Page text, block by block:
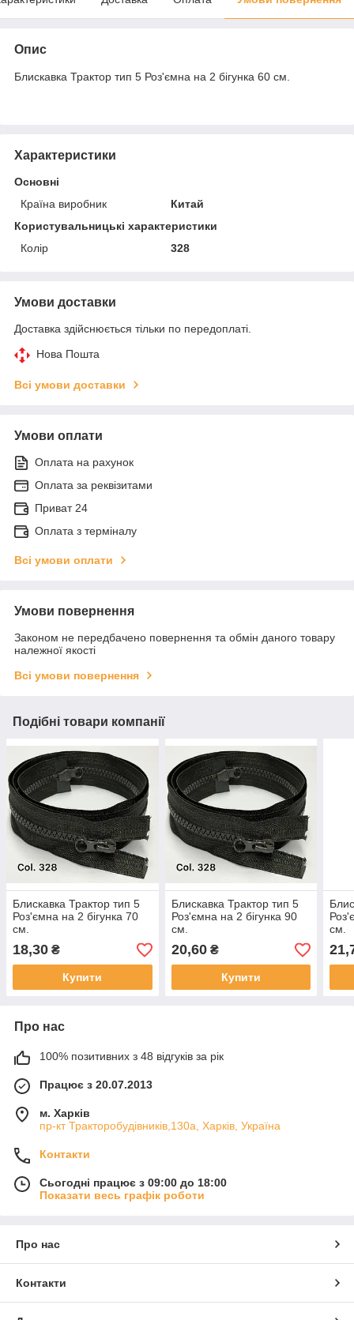
Опис
Блискавка Трактор тип 5 Роз'ємна на 2 бігунка 60 см.
Характеристики
Основні
Країна виробник
Китай
Користувальницькі характеристики
Колір
328
Умови доставки
Доставка здійснюється тільки по передоплаті.
Нова Пошта
Всі умови доставки
Умови оплати
Оплата на рахунок
Оплата за реквізитами
Приват 24
Оплата з терміналу
Всі умови оплати
Умови повернення
Законом не передбачено повернення та обмін даного товару
належної якості
Всі умови повернення
Подібні товари компанії
Блискавка Трактор тип 5
Роз'ємна на 2 бігунка 70
см.
18,30 ₴
Купити
Блискавка Трактор тип 5
Роз'ємна на 2 бігунка 90
см.
20,60₴
Купити
см.
Про нас
100% позитивних з 48 відгуків за рік
Працює з 20.07.2013
м. Харків
пр-кт Тракторобудівників,130а, Харків, Україна
Контакти
Сьогодні працює з 09:00 до 18:00
Показати весь графік роботи
Про нас
Контакти